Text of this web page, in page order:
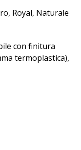
Royal, Naturale
con finitura
termoplastica),